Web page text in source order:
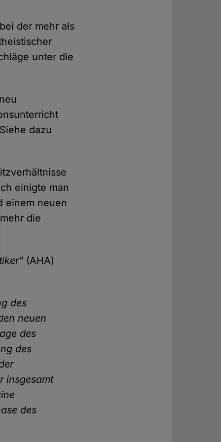
der mehr als
unter die
dazu
einigte man
einem neuen
die
(AHA)
des
neuen
des
des
insgesamt
des